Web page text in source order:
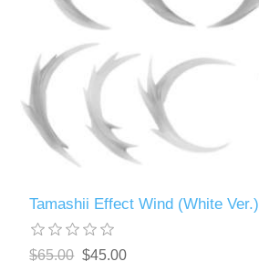
Tamashii Effect Wind (White Ver.)
$65.00 $45.00